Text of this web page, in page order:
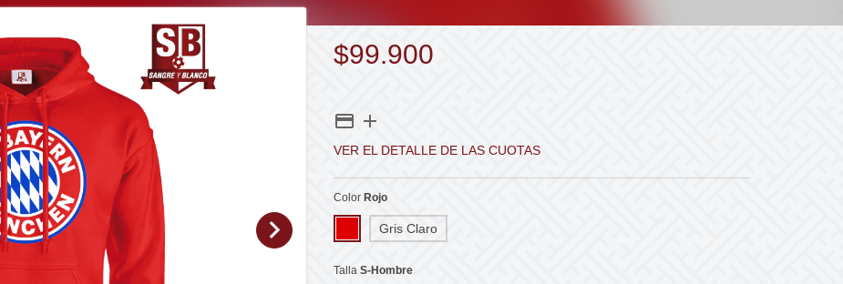
$99.900
VER EL DETALLE DE LAS CUOTAS
Color Rojo
Gris Claro
Talla S-Hombre